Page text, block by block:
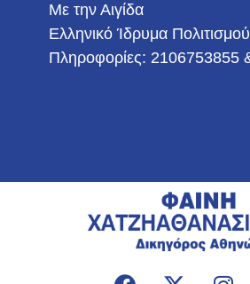
Με την Αιγίδα
Ελληνικό Ίδρυμα Πολιτισμού
Πληροφορίες: 2106753855